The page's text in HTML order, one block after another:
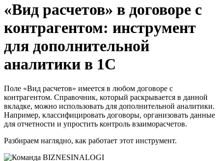
«Вид расчетов» в договоре с
контрагентом: инструмент
для дополнительной
аналитики в 1С
Поле «Вид расчетов» имеется в любом договоре с
контрагентом. Справочник, который раскрывается в данной
вкладке, можно использовать для дополнительной аналитики.
Например, классифицировать договоры, организовать данные
для отчетности и упростить контроль взаиморасчетов.
Разбираем наглядно, как работает этот инструмент.